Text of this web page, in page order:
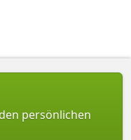
persönlichen